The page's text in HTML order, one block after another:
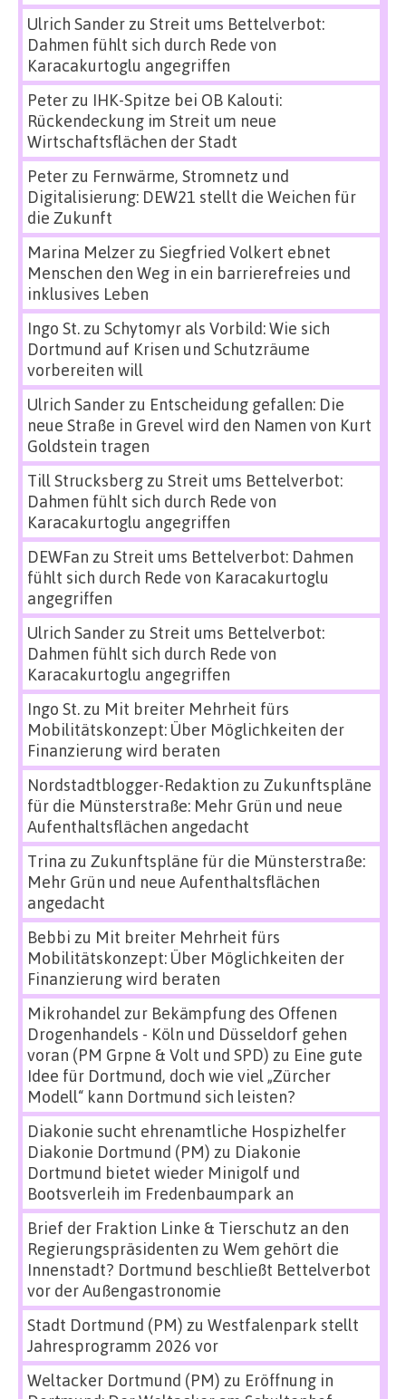
Ulrich Sanderzu Streit ums Bettelverbot:
Dahmen fühlt sich durch Rede von
Karacakurtoglu angegriffen
Peterzu IHK-Spitze bei OB Kalouti:
Rückendeckung im Streit um neue
Wirtschaftsflächen der Stadt
Peterzu Fernwärme, Stromnetz und
Digitalisierung: DEW21 stellt die Weichen für
die Zukunft
Marina Melzerzu Siegfried Volkert ebnet
Menschen den Weg in ein barrierefreies und
inklusives Leben
Ingo St.zu Schytomyr als Vorbild: Wie sich
Dortmund auf Krisen und Schutzräume
vorbereiten will
Ulrich Sanderzu Entscheidung gefallen: Die
neue Straße in Grevel wird den Namen von Kurt
Goldstein tragen
Till Strucksbergzu Streit ums Bettelverbot:
Dahmen fühlt sich durch Rede von
Karacakurtoglu angegriffen
DEWFan zu Streit ums Bettelverbot: Dahmen
fühlt sich durch Rede von Karacakurtoglu
angegriffen
Ulrich Sanderzu Streit ums Bettelverbot:
Dahmen fühlt sich durch Rede von
Karacakurtoglu angegriffen
Ingo St.zu Mit breiter Mehrheit fürs
Mobilitätskonzept: Über Möglichkeiten der
Finanzierung wird beraten
Nordstadtblogger-Redaktion zu Zukunftspläne
für die Münsterstraße: Mehr Grün und neue
Aufenthaltsflächen angedacht
Trina zu Zukunftspläne für die Münsterstraße:
Mehr Grün und neue Aufenthaltsflächen
angedacht
Bebbi zu Mit breiter Mehrheit fürs
Mobilitätskonzept: Über Möglichkeiten der
Finanzierung wird beraten
Mikrohandel zur Bekämpfung des Offenen
Drogenhandels - Köln und Düsseldorf gehen
voran (PM Grpne & Volt und SPD) zu Eine gute
Idee für Dortmund, doch wie viel „Zürcher
Modell“ kann Dortmund sich leisten?
Diakonie sucht ehrenamtliche Hospizhelfer
Diakonie Dortmund (PM) zu Diakonie
Dortmund bietet wieder Minigolf und
Bootsverleih im Fredenbaumpark an
Brief der Fraktion Linke & Tierschutz an den
Regierungspräsidenten zu Wem gehört die
Innenstadt? Dortmund beschließt Bettelverbot
vor der Außengastronomie
Stadt Dortmund (PM) zu Westfalenpark stellt
Jahresprogramm 2026 vor
Weltacker Dortmund (PM) zu Eröffnung in